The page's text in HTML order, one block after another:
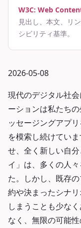
W3C: Web
見出し、本文、リ
シビリティ基準。
2026-05-08
現代のデジタル社
ーションは私たち
ッセージングアプ
を模索し続けてい
せ、全く新しい自
イ」は、多くの人
た。しかし、既存
約や決まったシナ
しまうことも少な
なく、無限の可能